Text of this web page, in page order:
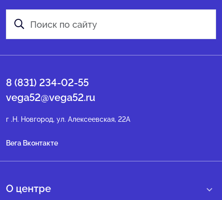
8 (831) 234-02-55
vega52@vega52.ru
г .Н. Новгород, ул. Алексеевская, 22А
Вега Вконтакте
О центре